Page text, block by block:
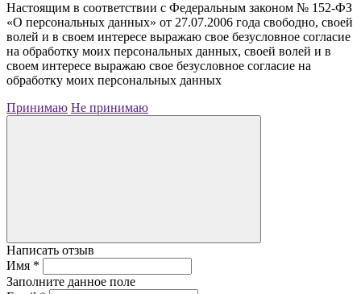
Настоящим в соответствии с Федеральным законом № 152-ФЗ
«О персональных данных» от 27.07.2006 года свободно, своей
волей и в своем интересе выражаю свое безусловное согласие
на обработку моих персональных данных, своей волей и в
своем интересе выражаю свое безусловное согласие на
обработку моих персональных данных
Принимаю Не принимаю
Написать отзыв
Имя *
Заполните данное поле